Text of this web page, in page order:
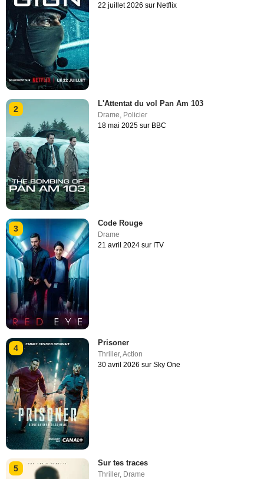
22 juillet 2026 sur Netflix
2
L'Attentat du vol Pan Am 103
Drame Policier
18 mai 2025 sur BBC
3
Code Rouge
Drame
21 avril 2024 sur ITV
4
Prisoner
Thriller,Action
30 avril 2026 sur Sky One
5
Sur tes traces
Thriller, Drame